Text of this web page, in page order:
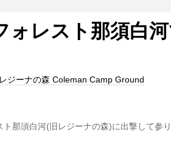
ォレスト那須白
ジーナの森 Coleman Camp Ground
那須白河(旧レジーナの森)に出撃して参